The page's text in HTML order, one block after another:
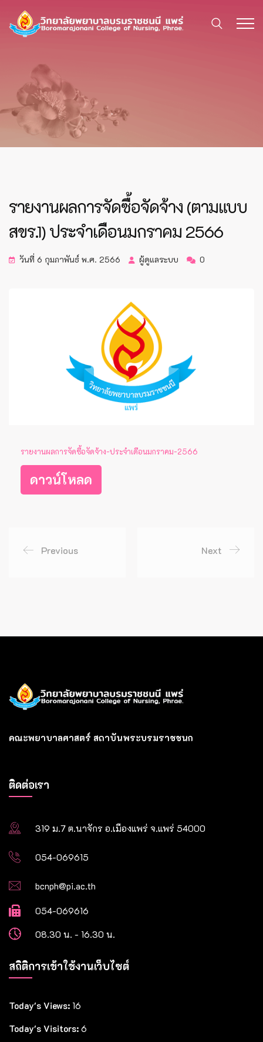
รายงานผลการจัดซื้อจัดจ้าง (ตามแบบ
สขร.1) ประจำเดือนมกราคม 2566
วันที่ 6 กุมภาพันธ์ พ.ศ. 2566 ผู้ดูแลระบบ 0
รายงานผลการจัดซื้อจัดจ้าง-ประจำเดือนมกราคม-2566
ดาวน์โหลด
Previous Next
คณะพยาบาลศาสตร์ สถาบันพระบรมราชชนก
ติดต่อเรา
319 ม.7 ต.นาจักร อ.เมืองแพร่ จ.แพร่ 54000
054-069615
bcnph@pi.ac.th
054-069616
08.30 น. - 16.30 น.
สถิติการเข้าใช้งานเว็บไซต์
Today's Views: 16
Today's Visitors: 6